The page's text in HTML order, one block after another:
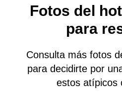
Fotos del
para
Consulta más fotos
para decidirte por
estos atípicos